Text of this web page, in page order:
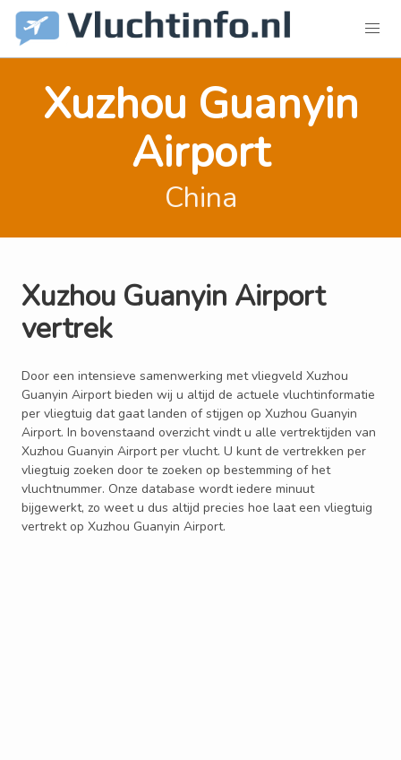
Xuzhou Guanyin
Airport
China
Xuzhou Guanyin Airport
vertrek
Door een intensieve samenwerking met vliegveld Xuzhou
Guanyin Airport bieden wij u altijd de actuele vluchtinformatie
per vliegtuig dat gaat landen of stijgen op Xuzhou Guanyin
Airport. In bovenstaand overzicht vindt u alle vertrektijden van
Xuzhou Guanyin Airport per vlucht. U kunt de vertrekken per
vliegtuig zoeken door te zoeken op bestemming of het
vluchtnummer. Onze database wordt iedere minuut
bijgewerkt, zo weet u dus altijd precies hoe laat een vliegtuig
vertrekt op Xuzhou Guanyin Airport.